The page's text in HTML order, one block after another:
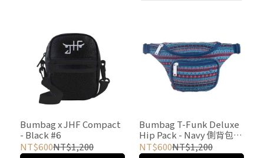
Bumbag x JHF Compact
- Black #6
NT$600NT$1,200
Bumbag T-Funk Deluxe
Hip Pack - Navy 側背包
#1
NT$600NT$1,200